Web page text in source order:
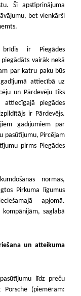
Šī apstiprinājuma
bet vienkārši
brīdis ir Piegādes
vairāk nekā
par katru paku būs
attiecībā uz
un Pārdevēju tiks
attiecīgajā piegādes
ir Pārdevējs.
gadījumiem par
pasūtījumu, Pircējam
pirms Piegādes
normas,
Pirkuma līgumus
apjomā.
saglabā
un atteikuma
līdz preču
(piemēram: